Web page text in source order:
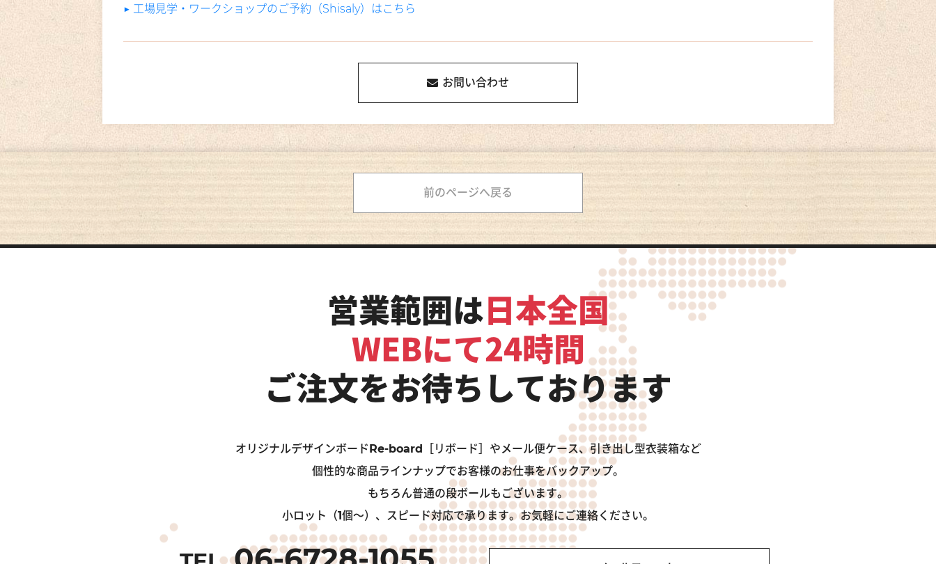
▶︎ 工場見学・ワークショップのご予約（Shisaly）はこちら
お問い合わせ
前のページへ戻る
営業範囲は日本全国
WEBにて24時間
ご注文をお待ちしております
オリジナルデザインボードRe-board［リボード］やメール便ケース、引き出し型衣装箱など
個性的な商品ラインナップでお客様のお仕事をバックアップ。
もちろん普通の段ボールもございます。
小ロット（1個～）、スピード対応で承ります。お気軽にご連絡ください。